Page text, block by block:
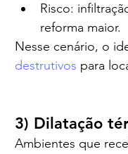
Risco:
reforma maior.
Nesse cenário, o
destrutivos para
3) Dilatação
Ambientes que